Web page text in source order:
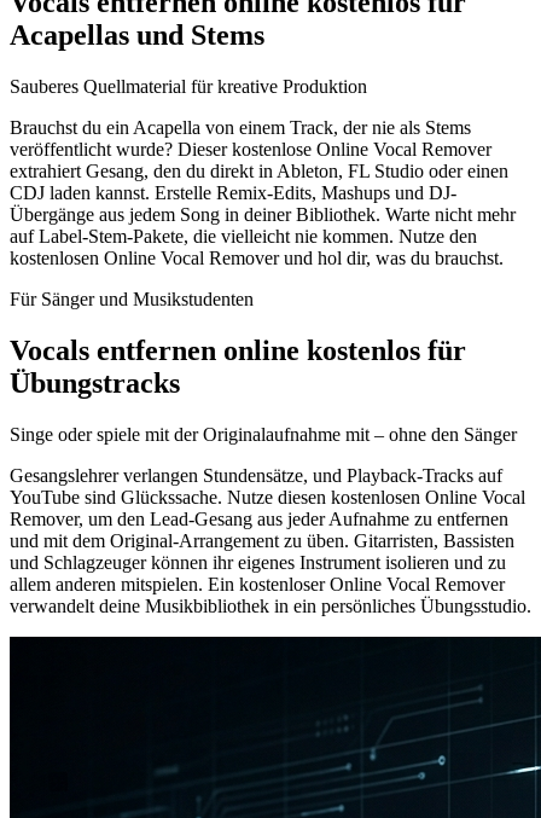
Acapellas und Stems
Sauberes Quellmaterial für kreative Produktion
Brauchst du ein Acapella von einem Track, der nie als Stems
veröffentlicht wurde? Dieser kostenlose Online Vocal Remover
extrahiert Gesang, den du direkt in Ableton, FL Studio oder einen
CDJ laden kannst. Erstelle Remix-Edits, Mashups und DJ-
Übergänge aus jedem Song in deiner Bibliothek. Warte nicht mehr
auf Label-Stem-Pakete, die vielleicht nie kommen. Nutze den
kostenlosen Online Vocal Remover und hol dir, was du brauchst.
Für Sänger und Musikstudenten
Vocals entfernen online kostenlos für
Übungstracks
Singe oder spiele mit der Originalaufnahme mit – ohne den Sänger
Gesangslehrer verlangen Stundensätze, und Playback-Tracks auf
YouTube sind Glückssache. Nutze diesen kostenlosen Online Vocal
Remover, um den Lead-Gesang aus jeder Aufnahme zu entfernen
und mit dem Original-Arrangement zu üben. Gitarristen, Bassisten
und Schlagzeuger können ihr eigenes Instrument isolieren und zu
allem anderen mitspielen. Ein kostenloser Online Vocal Remover
verwandelt deine Musikbibliothek in ein persönliches Übungsstudio.